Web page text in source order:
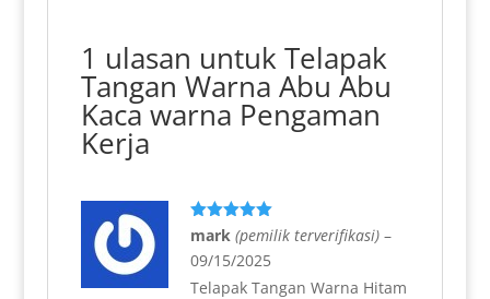
1 ulasan untukTelapak
Tangan Warna Abu Abu
Kaca warna Pengaman
Kerja
Dinilai5
dari 5
mark (pemilik terverifikasi) –
09/15/2025
Telapak Tangan Warna Hitam